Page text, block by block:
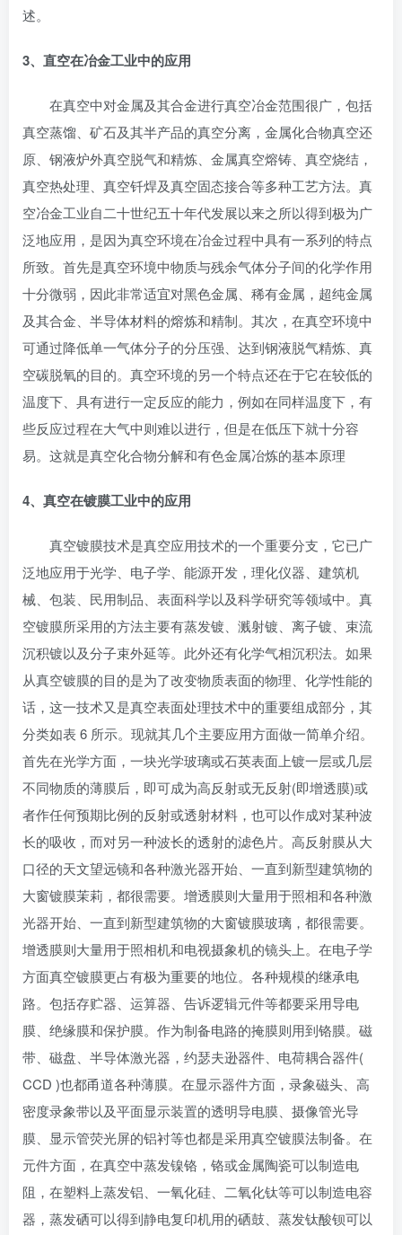
述。
3、直空在冶金工业中的应用
在真空中对金属及其合金进行真空冶金范围很广，包括
真空蒸馏、矿石及其半产品的真空分离，金属化合物真空还
原、钢液炉外真空脱气和精炼、金属真空熔铸、真空烧结，
真空热处理、真空钎焊及真空固态接合等多种工艺方法。真
空冶金工业自二十世纪五十年代发展以来之所以得到极为广
泛地应用，是因为真空环境在冶金过程中具有一系列的特点
所致。首先是真空环境中物质与残余气体分子间的化学作用
十分微弱，因此非常适宜对黑色金属、稀有金属，超纯金属
及其合金、半导体材料的熔炼和精制。其次，在真空环境中
可通过降低单一气体分子的分压强、达到钢液脱气精炼、真
空碳脱氧的目的。真空环境的另一个特点还在于它在较低的
温度下、具有进行一定反应的能力，例如在同样温度下，有
些反应过程在大气中则难以进行，但是在低压下就十分容
易。这就是真空化合物分解和有色金属冶炼的基本原理
4、真空在镀膜工业中的应用
真空镀膜技术是真空应用技术的一个重要分支，它已广
泛地应用于光学、电子学、能源开发，理化仪器、建筑机
械、包装、民用制品、表面科学以及科学研究等领域中。真
空镀膜所采用的方法主要有蒸发镀、溅射镀、离子镀、束流
沉积镀以及分子束外延等。此外还有化学气相沉积法。如果
从真空镀膜的目的是为了改变物质表面的物理、化学性能的
话，这一技术又是真空表面处理技术中的重要组成部分，其
分类如表 6 所示。现就其几个主要应用方面做一简单介绍。
首先在光学方面，一块光学玻璃或石英表面上镀一层或几层
不同物质的薄膜后，即可成为高反射或无反射(即增透膜)或
者作任何预期比例的反射或透射材料，也可以作成对某种波
长的吸收，而对另一种波长的透射的滤色片。高反射膜从大
口径的天文望远镜和各种激光器开始、一直到新型建筑物的
大窗镀膜茉莉，都很需要。增透膜则大量用于照相和各种激
光器开始、一直到新型建筑物的大窗镀膜玻璃，都很需要。
增透膜则大量用于照相机和电视摄象机的镜头上。在电子学
方面真空镀膜更占有极为重要的地位。各种规模的继承电
路。包括存贮器、运算器、告诉逻辑元件等都要采用导电
膜、绝缘膜和保护膜。作为制备电路的掩膜则用到铬膜。磁
带、磁盘、半导体激光器，约瑟夫逊器件、电荷耦合器件(
CCD )也都甬道各种薄膜。在显示器件方面，录象磁头、高
密度录象带以及平面显示装置的透明导电膜、摄像管光导
膜、显示管荧光屏的铝衬等也都是采用真空镀膜法制备。在
元件方面，在真空中蒸发镍铬，铬或金属陶瓷可以制造电
阻，在塑料上蒸发铝、一氧化硅、二氧化钛等可以制造电容
器，蒸发硒可以得到静电复印机用的硒鼓、蒸发钛酸钡可以